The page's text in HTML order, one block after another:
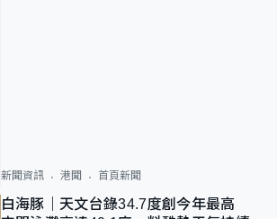
新聞資訊 港聞 首頁新聞
白海豚｜天文台錄34.7度創今年最高